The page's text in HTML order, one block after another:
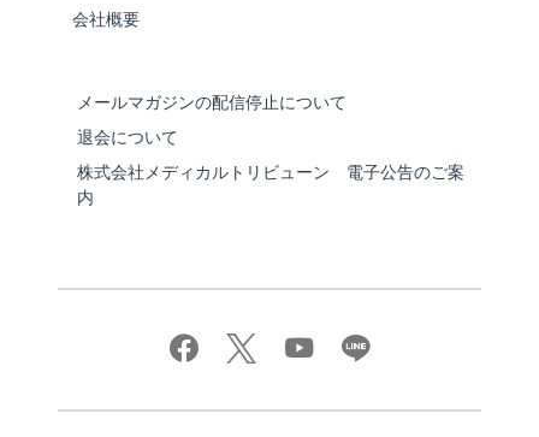
会社概要
メールマガジンの配信停止について
退会について
株式会社メディカルトリビューン 電子公告のご案
内